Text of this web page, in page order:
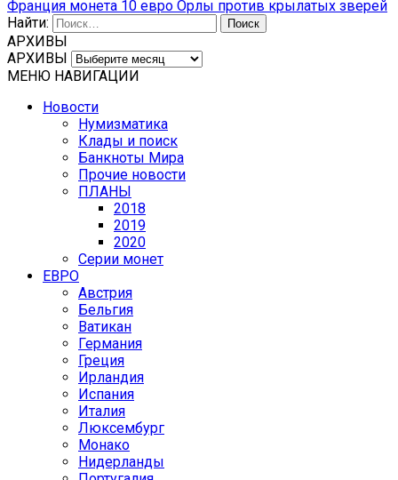
Франция монета 10 евро Орлы против крылатых зверей
Найти:
АРХИВЫ
АРХИВЫ
МЕНЮ НАВИГАЦИИ
Новости
Нумизматика
Клады и поиск
Банкноты Мира
Прочие новости
ПЛАНЫ
2018
2019
2020
Серии монет
ЕВРО
Австрия
Бельгия
Ватикан
Германия
Греция
Ирландия
Испания
Италия
Люксембург
Монако
Нидерланды